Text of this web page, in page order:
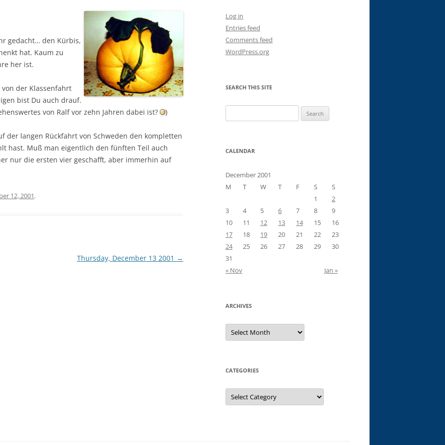
gedacht… den Kürbis,
hat. Kaum zu
her ist.
der Klassenfahrt
bist Du auch drauf.
von Ralf vor zehn Jahren dabei ist?
)
der langen Rückfahrt von Schweden den kompletten
hast. Muß man eigentlich den fünften Teil auch
nur die ersten vier geschafft, aber immerhin auf
12, 2001.
Thursday, December 13 2001 →
Log in
Entries feed
Comments feed
WordPress.org
SEARCH THIS SITE
for:
CALENDAR
December 2001
M
T W T F S
S
1
2
3
4 5 6 7 8
9
10
11 12 13 14 15
16
17
18 19 20 21 22
23
24
25 26 27 28 29
30
31
« Nov
Jan »
ARCHIVES
Archives
CATEGORIES
Categories